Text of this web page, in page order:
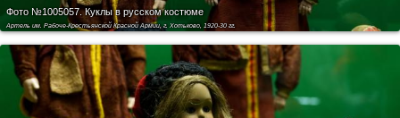
Фото №1005057.Куклы в русском костюме
Артель им. Рабоче-Крестьянской Красной Армии, г. Хотьково, 1920-30 гг.